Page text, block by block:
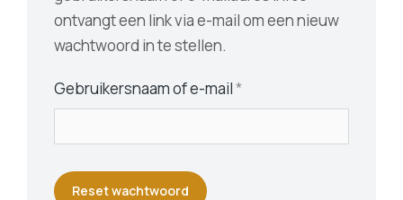
ontvangt een link via e-mail om een nieuw
wachtwoord in te stellen.
Gebruikersnaam of e-mail*
Reset wachtwoord